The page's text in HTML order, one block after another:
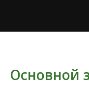
Основной